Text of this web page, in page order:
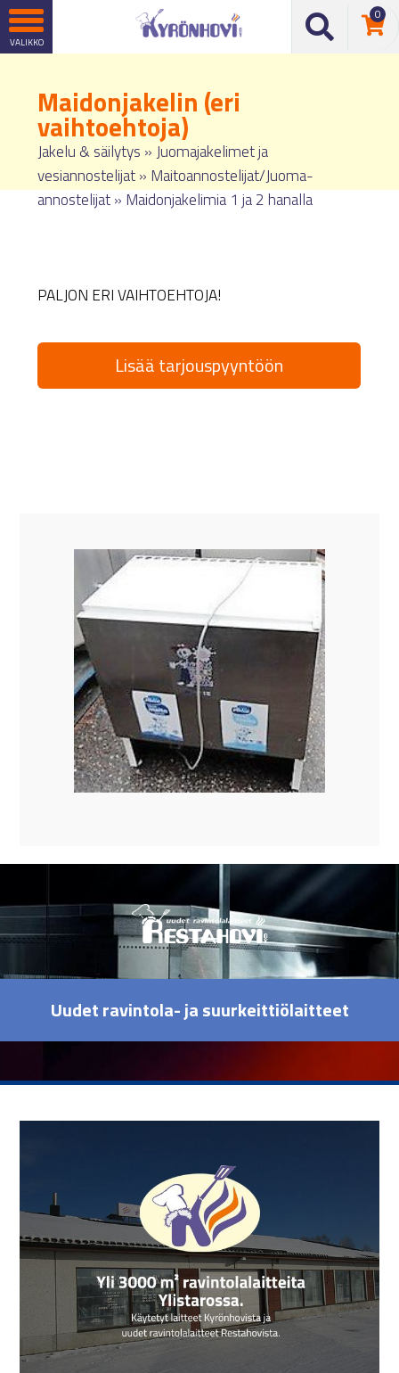
0
Maidonjakelin (eri
vaihtoehtoja)
Jakelu & säilytys » Juomajakelimet ja
vesiannostelijat» Maitoannostelijat/Juoma-
annostelijat» Maidonjakelimia 1 ja 2 hanalla
PALJON ERI VAIHTOEHTOJA!
Lisää tarjouspyyntöön
Uudet ravintola- ja suurkeittiölaitteet